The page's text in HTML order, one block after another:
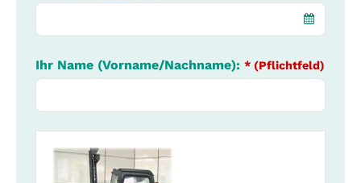
Ihr Name (Vorname/Nachname): * (Pflichtfeld)